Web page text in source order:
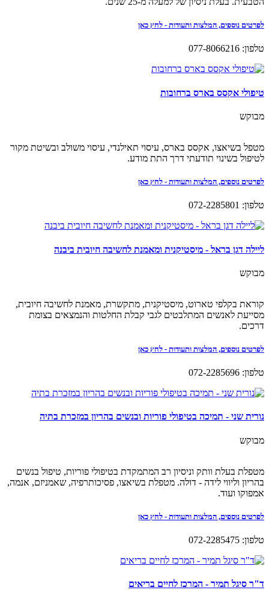
לפרטים נוספים, המלצות ותעודות - לחץ כאן
טלפון: 077-8066216
טיפולי אקסס בארס ברחובות
מבוקש
מטפל בשיאצו, אקסס בארס, עיסוי תאילנדי, עיסוי משולב ובשיטת מקור
לטיפול בשינוי תודעתי דרך התת מודע.
לפרטים נוספים, המלצות ותעודות - לחץ כאן
טלפון: 072-2285801
ליילה דגן בראל - מיסטיקנית ומאמנת לחשיבה חיובית ביבנה
מבוקש
קוראת בקלפי טארוט, מיסטיקנית, מתקשרת, מאמנת לחשיבה חיובית,
מסייעת לאנשים המתלבטים לגבי קבלת החלטות והנמצאים בצומת
דרכים.
לפרטים נוספים, המלצות ותעודות - לחץ כאן
טלפון: 072-2285696
נורית שני - תמיכה בטיפולי פוריות ובנשים בהריון במזכרת בתיה
מבוקש
מטפלת בעלת וותק וניסיון רב המתמקדת בטיפולי פוריות, טיפול בנשים
בהריון וליווי לידה - דולה. מטפלת בשיאצו, פסיכותרפיה, שאמניזם, אנמה,
אמפוקו ועוד.
לפרטים נוספים, המלצות ותעודות - לחץ כאן
טלפון: 072-2285475
ד"ר סיגל תמיר - המרכז לחיים בריאים